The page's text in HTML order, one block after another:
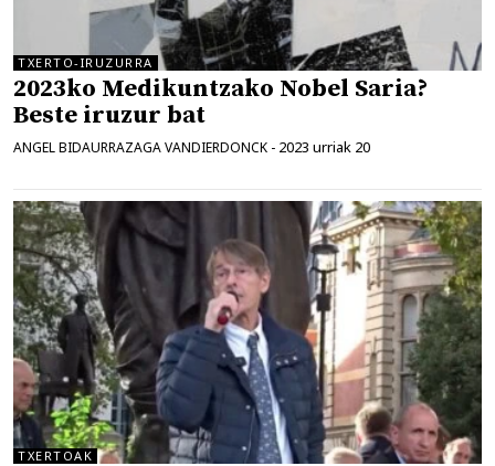
TXERTO-IRUZURRA
2023ko Medikuntzako Nobel Saria?
Beste iruzur bat
ANGEL BIDAURRAZAGA VANDIERDONCK - 2023 urriak 20
TXERTOAK